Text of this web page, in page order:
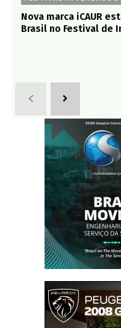
Nova marca iCAUR
Brasil no Festival de